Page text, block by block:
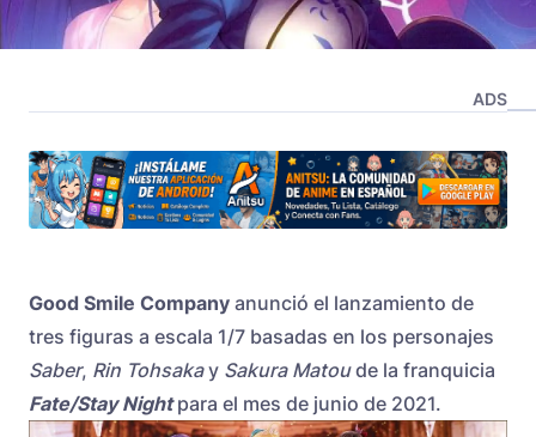
ADS
Good Smile Company anunció el lanzamiento de
tres figuras a escala 1/7 basadas en los personajes
Saber, Rin Tohsakay Sakura Matoude la franquicia
Fate/Stay Nightpara el mes de junio de 2021.